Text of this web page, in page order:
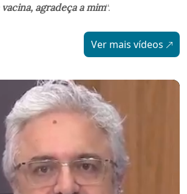
agradeça a mim“.
Ver mais vídeos